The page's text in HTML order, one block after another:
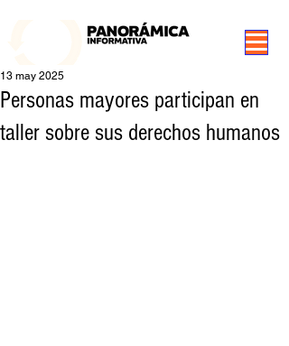
Personas mayores participan en
taller sobre sus derechos humanos
13 may 2025